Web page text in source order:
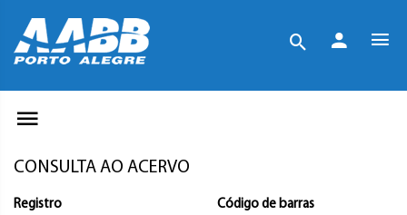
CONSULTA AO ACERVO
Registro Código de barras